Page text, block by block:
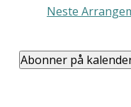
Neste
Abonner på